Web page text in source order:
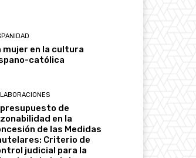
mujer en la cultura
católica
presupuesto de
en la
de las Medidas
Criterio de
judicial para la